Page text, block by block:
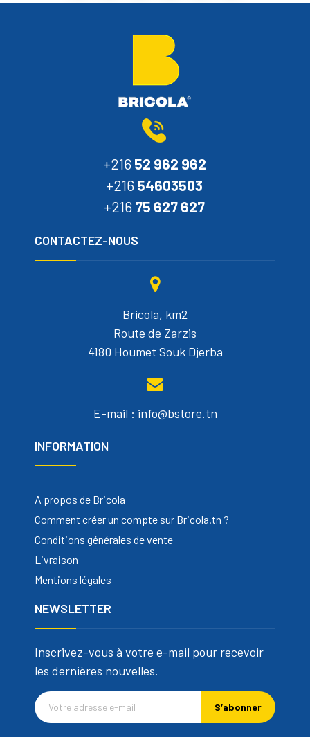
+216 52 962 962
+216 54603503
+216 75 627 627
CONTACTEZ-NOUS
Bricola, km2
Route de Zarzis
4180 Houmet Souk Djerba
E-mail : info@bstore.tn
INFORMATION
A propos de Bricola
Comment créer un compte sur Bricola.tn ?
Conditions générales de vente
Livraison
Mentions légales
NEWSLETTER
Inscrivez-vous à votre e-mail pour recevoir
les dernières nouvelles.
S’abonner